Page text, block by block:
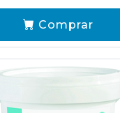
Comprar